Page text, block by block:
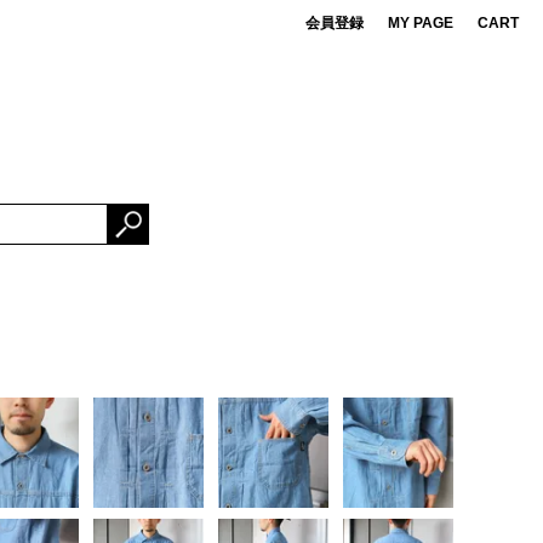
CART
MY PAGE
会員登録
FABRICS
Mountaineering